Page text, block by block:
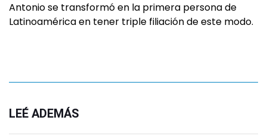
Antonio se transformó en la primera persona de
Latinoamérica en tener triple filiación de este modo.
LEÉ ADEMÁS